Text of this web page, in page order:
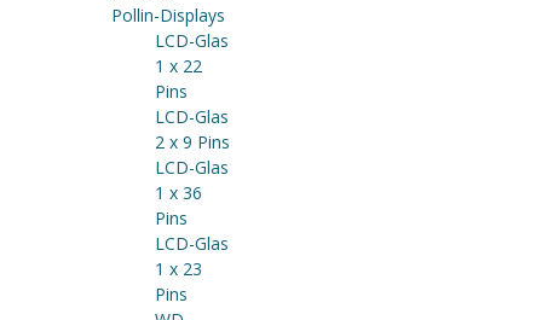
Pollin-Displays
LCD-Glas
1 x 22
Pins
LCD-Glas
2 x 9 Pins
LCD-Glas
1 x 36
Pins
LCD-Glas
1 x 23
Pins